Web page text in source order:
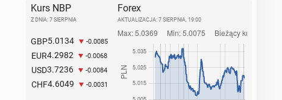
Kurs NBP
Z DNIA: 7 SIERPNIA
GBP5.0134 -0.0085
EUR4.2982 -0.0068
USD3.7236 -0.0084
CHF4.6049 -0.0031
Forex
AKTUALIZACJA: 7 SIERPNIA, 19:00